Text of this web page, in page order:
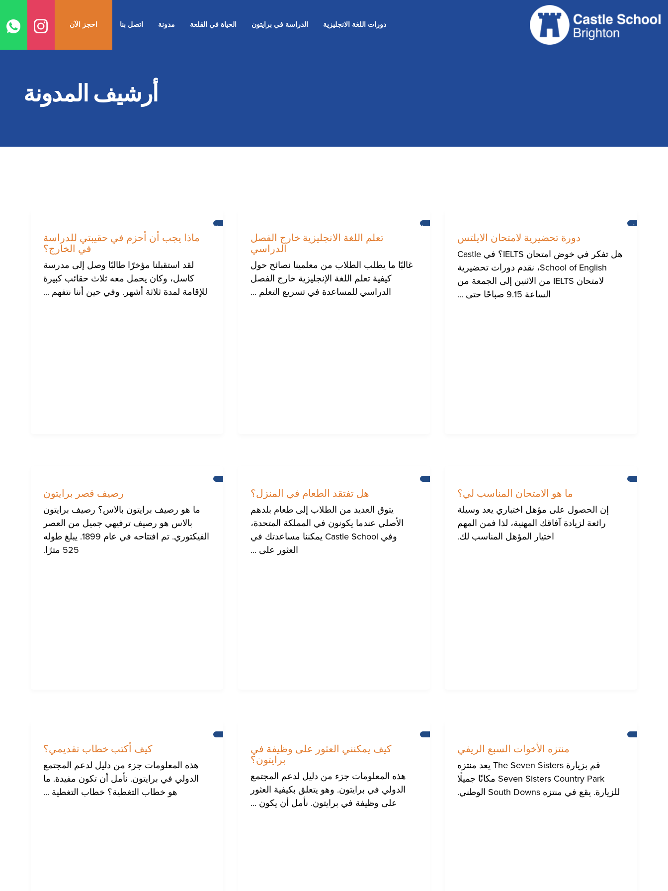
دورات اللغة الانجليزية الدراسة في برايتون الحياة في القلعة مدونة اتصل بنا احجز الآن
أرشيف المدونة
أخبار
دورة تحضيرية لامتحان الايلتس
هل تفكر في خوض امتحان IELTS؟ في Castle
School of English، نقدم دورات تحضيرية
لامتحان IELTS من الاثنين إلى الجمعة من
الساعة 9.15 صباحًا حتى ...
تعلم
تعلم اللغة الانجليزية خارج الفصل
الدراسي
غالبًا ما يطلب الطلاب من معلمينا نصائح حول
كيفية تعلم اللغة الإنجليزية خارج الفصل
الدراسي للمساعدة في تسريع التعلم ...
طلاب
ماذا يجب أن أحزم في حقيبتي للدراسة
في الخارج؟
لقد استقبلنا مؤخرًا طالبًا وصل إلى مدرسة
كاسل، وكان يحمل معه ثلاث حقائب كبيرة
للإقامة لمدة ثلاثة أشهر. وفي حين أننا نتفهم ...
تعلم
ما هو الامتحان المناسب لي؟
إن الحصول على مؤهل اختباري يعد وسيلة
رائعة لزيادة آفاقك المهنية، لذا فمن المهم
اختيار المؤهل المناسب لك.
مساعدة
هل تفتقد الطعام في المنزل؟
يتوق العديد من الطلاب إلى طعام بلدهم
الأصلي عندما يكونون في المملكة المتحدة،
وفي Castle School يمكننا مساعدتك في
العثور على ...
برايتون
رصيف قصر برايتون
ما هو رصيف برايتون بالاس؟ رصيف برايتون
بالاس هو رصيف ترفيهي جميل من العصر
الفيكتوري. تم افتتاحه في عام 1899. يبلغ طوله
525 مترًا.
برايتون
منتزه الأخوات السبع الريفي
قم بزيارة The Seven Sisters يعد منتزه
Seven Sisters Country Park مكانًا جميلًا
للزيارة. يقع في منتزه South Downs الوطني.
مساعدة
كيف يمكنني العثور على وظيفة في
برايتون؟
هذه المعلومات جزء من دليل لدعم المجتمع
الدولي في برايتون. وهو يتعلق بكيفية العثور
على وظيفة في برايتون. نأمل أن يكون ...
مساعدة
كيف أكتب خطاب تقديمي؟
هذه المعلومات جزء من دليل لدعم المجتمع
الدولي في برايتون. نأمل أن تكون مفيدة. ما
هو خطاب التغطية؟ خطاب التغطية ...